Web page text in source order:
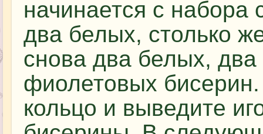
начинается с набора
два белых, столько
снова два белых,
фиолетовых бисерин.
кольцо и выведите